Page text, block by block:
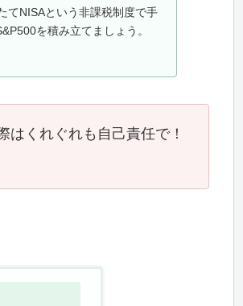
てNISAという非課税制度で手
を積み立てましょう。
はくれぐれも自己責任で！